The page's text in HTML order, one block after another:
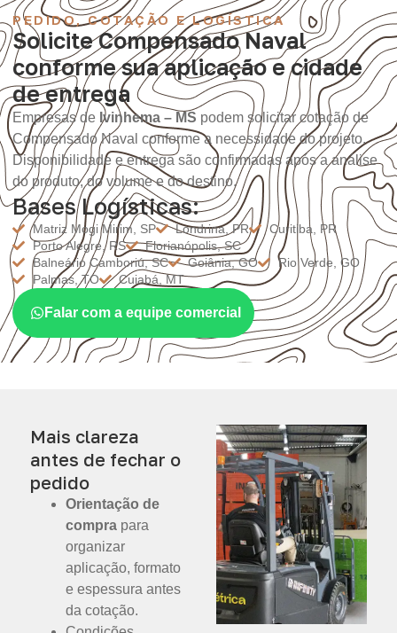
PEDIDO, COTAÇÃO E LOGÍSTICA
Solicite Compensado Naval
conforme sua aplicação e cidade
de entrega
Empresas de Ivinhema – MS podem solicitar cotação de
Compensado Naval conforme a necessidade do projeto.
Disponibilidade e entrega são confirmadas após a análise
do produto, do volume e do destino.
Bases Logísticas:
Matriz Mogi Mirim, SP Londrina, PR
Curitiba, PR
Porto Alegre, RS
Florianópolis, SC
Balneário Camboriú, SC
Goiânia, GO
Rio Verde, GO
Palmas, TO
Cuiabá, MT
Falar com a equipe comercial
Mais clareza
antes de fechar o
pedido
Orientação de
compra para
organizar
aplicação, formato
e espessura antes
da cotação.